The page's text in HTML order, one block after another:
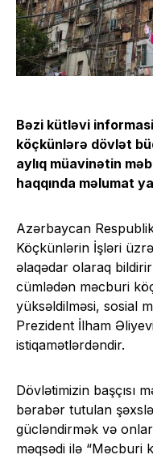
Bəzi kütləvi
köçkünlərə dövlət
aylıq müavinətin
haqqında məlumat
Azərbaycan
Köçkünlərin İşləri
əlaqədar olaraq
cümlədən məcburi
yüksəldilməsi, sosial
Prezident İlham
istiqamətlərdəndir.
Dövlətimizin başçısı
bərabər tutulan
gücləndirmək və
məqsədi ilə